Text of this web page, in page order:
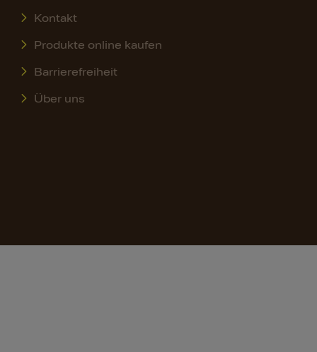
Kontakt
Produkte online kaufen
Barrierefreiheit
Über uns